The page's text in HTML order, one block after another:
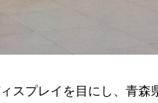
スプレイを目にし、青森